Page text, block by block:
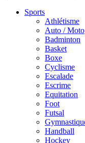
Sports
Athlétisme
Auto / Moto
Badminton
Basket
Boxe
Cyclisme
Escalade
Escrime
Equitation
Foot
Futsal
Handball
Hockey